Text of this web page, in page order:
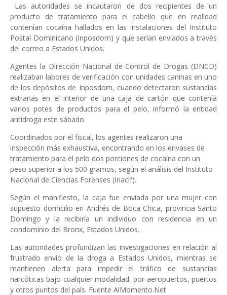
Las autoridades se incautaron de dos recipientes de un
producto de tratamiento para el cabello que en realidad
contenían cocaína hallados en las instalaciones del Instituto
Postal Dominicano (Inposdom) y que serían enviados a través
del correo a Estados Unidos.
Agentes la Dirección Nacional de Control de Drogas (DNCD)
realizaban labores de verificación con unidades caninas en uno
de los depósitos de Inposdom, cuando detectaron sustancias
extrañas en el interior de una caja de cartón que contenía
varios potes de productos para el pelo, informó la entidad
antidroga este sábado.
Coordinados por el fiscal, los agentes realizaron una
inspección más exhaustiva, encontrando en los envases de
tratamiento para el pelo dos porciones de cocaína con un
peso superior a los 500 gramos, según el análisis del Instituto
Nacional de Ciencias Forenses (Inacif).
Según el manifiesto, la caja fue enviada por una mujer con
supuesto domicilio en Andrés de Boca Chica, provincia Santo
Domingo y la recibiría un individuo con residencia en un
condominio del Bronx, Estados Unidos.
Las autoridades profundizan las investigaciones en relación al
frustrado envío de la droga a Estados Unidos, mientras se
mantienen alerta para impedir el tráfico de sustancias
narcóticas bajo cualquier modalidad, por aeropuertos, puertos
y otros puntos del país. Fuente AlMomento.Net